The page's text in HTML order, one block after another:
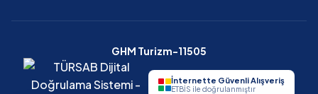
GHM Turizm-11505
İnternette Güvenli Alışveriş
ETBİS ile doğrulanmıştır